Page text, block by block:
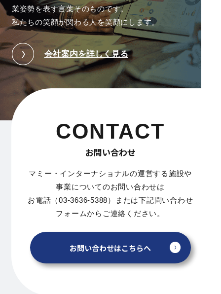
業姿勢を表す言葉そのものです。
私たちの笑顔が関わる人を笑顔にします。
会社案内を詳しく見る
CONTACT
お問い合わせ
マミー・インターナショナルの運営する施設や
事業についてのお問い合わせは
お電話（03-3636-5388）または下記問い合わせ
フォームからご連絡ください。
お問い合わせはこちらへ